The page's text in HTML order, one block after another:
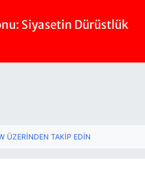
Siyasetin Dürüstlük
ÜZERINDEN TAKIP EDIN